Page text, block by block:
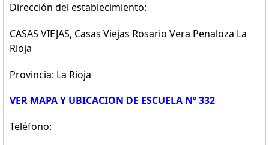
Dirección del establecimiento:
CASAS VIEJAS, Casas Viejas Rosario Vera Penaloza La
Rioja
Provincia: La Rioja
VER MAPA Y UBICACION DE ESCUELA Nº 332
Teléfono: